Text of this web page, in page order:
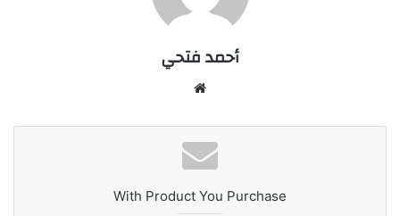
أحمد فتحي
With Product You Purchase